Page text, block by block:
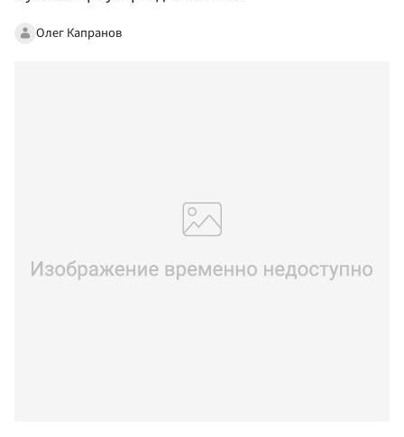
Олег Капранов